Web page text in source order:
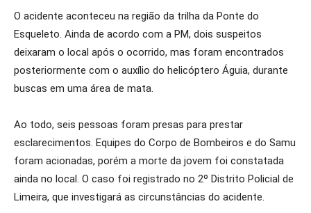
O acidente aconteceu na região da trilha da Ponte do
Esqueleto. Ainda de acordo com a PM, dois suspeitos
deixaram o local após o ocorrido, mas foram encontrados
posteriormente com o auxílio do helicóptero Águia, durante
buscas em uma área de mata.
Ao todo, seis pessoas foram presas para prestar
esclarecimentos. Equipes do Corpo de Bombeiros e do Samu
foram acionadas, porém a morte da jovem foi constatada
ainda no local. O caso foi registrado no 2º Distrito Policial de
Limeira, que investigará as circunstâncias do acidente.